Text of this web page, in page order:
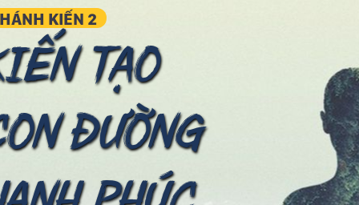
TẠO
ĐƯỜNG
KIẾN 2